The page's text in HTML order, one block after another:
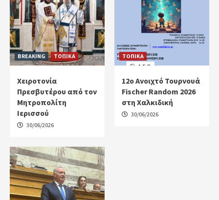
BREAKING ΤΟΠΙΚΑ
Χειροτονία
Πρεσβυτέρου από τον
Μητροπολίτη
Ιερισσού
30/06/2026
ΤΟΠΙΚΑ
12ο Ανοιχτό Τουρνουά
Fischer Random 2026
στη Χαλκιδική
30/06/2026